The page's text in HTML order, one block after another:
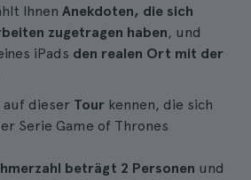
Ihnen Anekdoten, die sich
zugetragen haben, und
iPads den realen Ort mit der
auf dieser Tour kennen, die sich
Serie Game of Thrones
beträgt 2 Personen und